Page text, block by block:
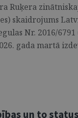
Ruķera
skaidrojums
Nr. 2016/
gada martā
un to